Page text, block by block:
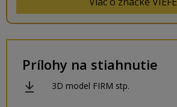
Prílohy na stiahnutie
3D model FIRM stp.